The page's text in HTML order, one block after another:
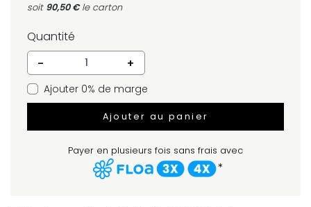
soit 90,50 €le carton
Quantité
-
+
Ajouter 0% de marge
Ajouter au panier
Payer en plusieurs fois sans frais avec
*